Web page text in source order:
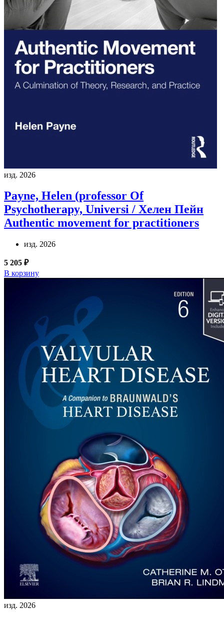
изд. 2026
Payne, Helen (professor Of
Psychotherapy, Universi / Хелен Пейн
Authentic movement for practitioners
изд. 2026
5 205 ₽
В корзину
изд. 2026